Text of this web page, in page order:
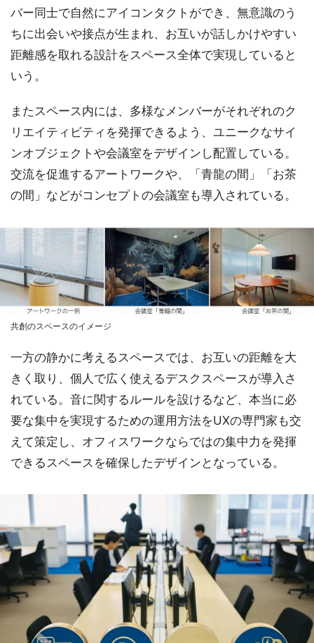
バー同士で自然にアイコンタクトができ、無意識のう
ちに出会いや接点が生まれ、お互いが話しかけやすい
距離感を取れる設計をスペース全体で実現していると
いう。
またスペース内には、多様なメンバーがそれぞれのク
リエイティビティを発揮できるよう、ユニークなサイ
ンオブジェクトや会議室をデザインし配置している。
交流を促進するアートワークや、「青龍の間」「お茶
の間」などがコンセプトの会議室も導入されている。
共創のスペースのイメージ
一方の静かに考えるスペースでは、お互いの距離を大
きく取り、個人で広く使えるデスクスペースが導入さ
れている。音に関するルールを設けるなど、本当に必
要な集中を実現するための運用方法をUXの専門家も交
えて策定し、オフィスワークならではの集中力を発揮
できるスペースを確保したデザインとなっている。